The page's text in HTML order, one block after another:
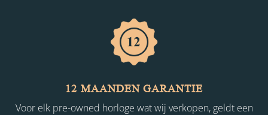
12 MAANDEN GARANTIE
Voor elk pre-owned horloge wat wij verkopen, geldt een